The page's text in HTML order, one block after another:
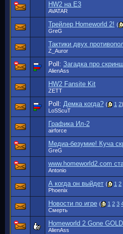
HW2 на E3
AVATAR
Трейлер Homeworld 2! (
GreG
Тактики двух
Z_Auror
Poll: Загадка про
AlienAss
HW2 Fansite Kit
ZETT
Poll: Демка когда? ( 1 2)
LoSScuT
Графика Ил-2
airforce
Медиа-безумие! Куча
GreG
www.homeworld2.com
Antonio
А когда он выйдет ( 1 2
Phoenix
Новости по игре ( 1 2 3
Смерть
Homeworld 2 Gone
AlienAss